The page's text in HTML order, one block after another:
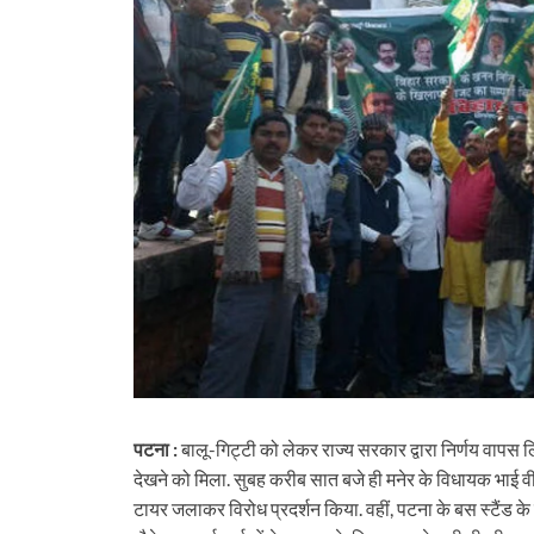
पटना :बालू-गिट्टी को लेकर राज्य सरकार द्वारा निर्णय
देखने को मिला. सुबह करीब सात बजे ही मनेर के विधायक भाई
टायर जलाकर विरोध प्रदर्शन किया. वहीं, पटना के बस स्टैंड